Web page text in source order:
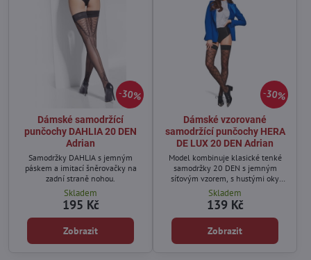
30%
Dámské samodržící
punčochy DAHLIA 20 DEN
Adrian
Samodržky DAHLIA s jemným
páskem a imitací šněrovačky na
zadní straně nohou.
Skladem
195 Kč
Zobrazit
30%
Dámské vzorované
samodržící punčochy HERA
DE LUX 20 DEN Adrian
Model kombinuje klasické tenké
samodržky 20 DEN s jemným
síťovým vzorem, s hustými oky
rozmístěnými po celém povrchu.
Skladem
139 Kč
Zobrazit